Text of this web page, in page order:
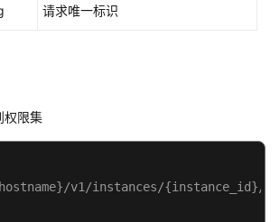
请求唯一标识
权限集
v1/instances/{instance_id}/